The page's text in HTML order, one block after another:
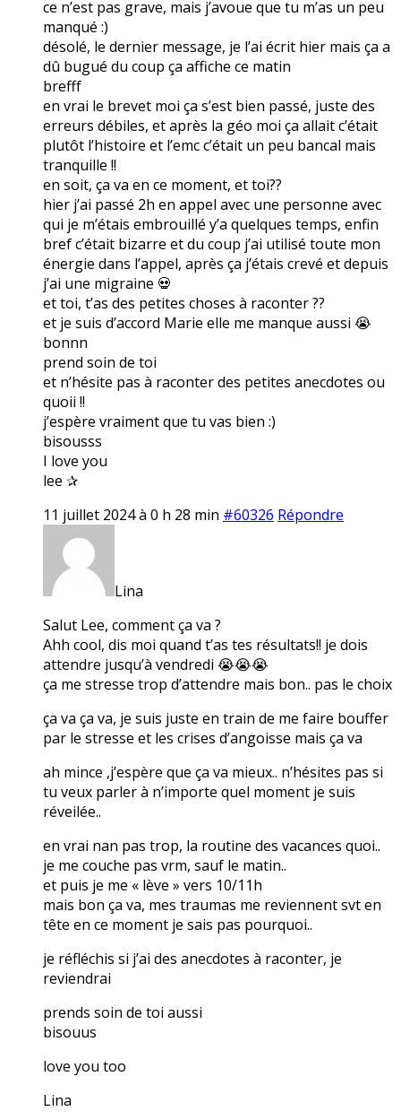
ce n’est pas grave, mais j’avoue que tu m’as un peu
manqué :)
désolé, le dernier message, je l’ai écrit hier mais ça a
dû bugué du coup ça affiche ce matin
brefff
en vrai le brevet moi ça s’est bien passé, juste des
erreurs débiles, et après la géo moi ça allait c’était
plutôt l’histoire et l’emc c’était un peu bancal mais
tranquille !!
en soit, ça va en ce moment, et toi??
hier j’ai passé 2h en appel avec une personne avec
qui je m’étais embrouillé y’a quelques temps, enfin
bref c’était bizarre et du coup j’ai utilisé toute mon
énergie dans l’appel, après ça j’étais crevé et depuis
j’ai une migraine 💀
et toi, t’as des petites choses à raconter ??
et je suis d’accord Marie elle me manque aussi 😭
bonnn
prend soin de toi
et n’hésite pas à raconter des petites anecdotes ou
quoii !!
j’espère vraiment que tu vas bien :)
bisousss
I love you
lee ✰
11 juillet 2024 à 0 h 28 min #60326 Répondre
Lina
Salut Lee, comment ça va ?
Ahh cool, dis moi quand t’as tes résultats!! je dois
attendre jusqu’à vendredi 😭😭😭
ça me stresse trop d’attendre mais bon.. pas le choix
ça va ça va, je suis juste en train de me faire bouffer
par le stresse et les crises d’angoisse mais ça va
ah mince ,j’espère que ça va mieux.. n’hésites pas si
tu veux parler à n’importe quel moment je suis
réveilée..
en vrai nan pas trop, la routine des vacances quoi..
je me couche pas vrm, sauf le matin..
et puis je me « lève » vers 10/11h
mais bon ça va, mes traumas me reviennent svt en
tête en ce moment je sais pas pourquoi..
je réfléchis si j’ai des anecdotes à raconter, je
reviendrai
prends soin de toi aussi
bisouus
love you too
Lina